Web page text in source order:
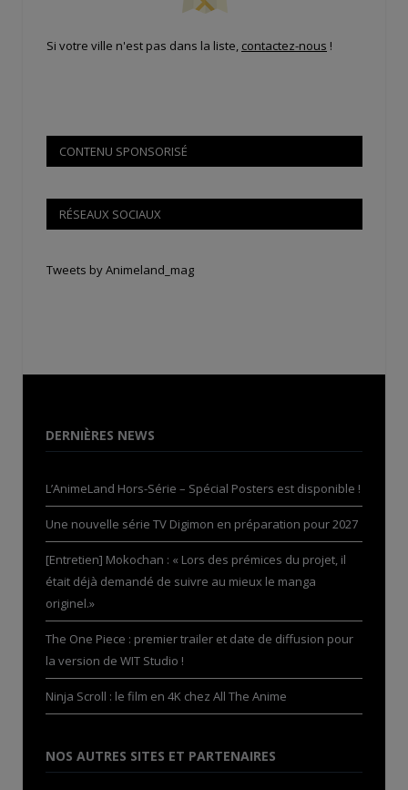
Si votre ville n'est pas dans la liste, contactez-nous !
CONTENU SPONSORISÉ
RÉSEAUX SOCIAUX
Tweets by Animeland_mag
DERNIÈRES NEWS
L’AnimeLand Hors-Série – Spécial Posters est disponible !
Une nouvelle série TV Digimon en préparation pour 2027
[Entretien] Mokochan : « Lors des prémices du projet, il
était déjà demandé de suivre au mieux le manga
originel.»
The One Piece : premier trailer et date de diffusion pour
la version de WIT Studio !
Ninja Scroll : le film en 4K chez All The Anime
NOS AUTRES SITES ET PARTENAIRES